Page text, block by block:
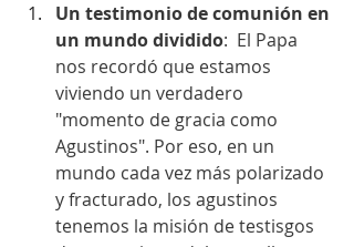
Un testimonio de comunión en
un mundo dividido:  El Papa
nos recordó que estamos
viviendo un verdadero
"momento de gracia como
Agustinos". Por eso, en un
mundo cada vez más polarizado
y fracturado, los agustinos
tenemos la misión de testisgos